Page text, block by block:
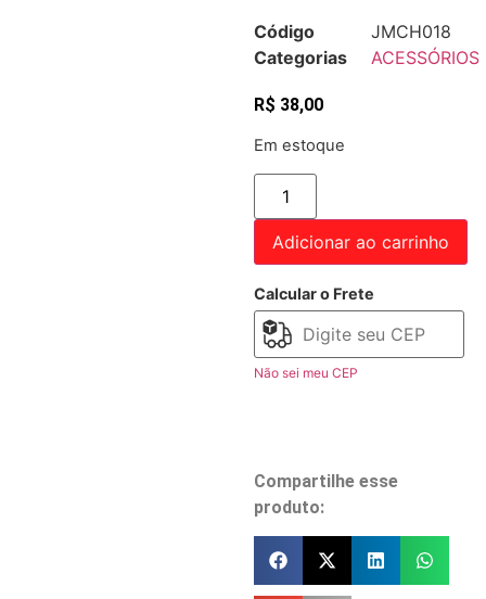
Código
JMCH018
Categorias
ACESSÓRIOS
R$ 38,00
Em estoque
Adicionar ao carrinho
Calcular o Frete
Não sei meu CEP
Compartilhe esse
produto: